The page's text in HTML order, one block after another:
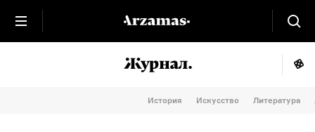
История Искусство Литература